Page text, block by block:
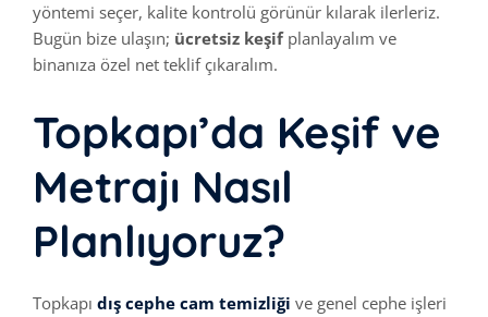
yöntemi seçer, kalite kontrolü görünür kılarak ilerleriz.
Bugün bize ulaşın; ücretsiz keşifplanlayalım ve
binanıza özel net teklif çıkaralım.
Topkapı’da Keşif ve
Metrajı Nasıl
Planlıyoruz?
Topkapı dış cephe cam temizliği ve genel cephe işleri